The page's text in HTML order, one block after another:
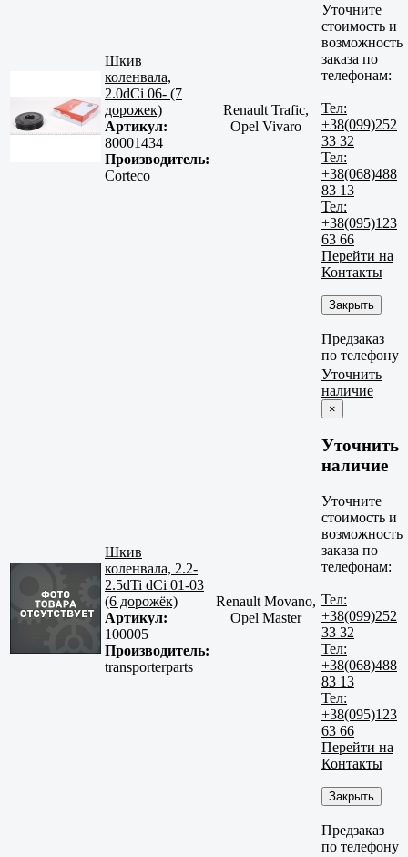
Шкив
коленвала,
2.0dCi 06- (7
дорожек)
Артикул:
80001434
Производитель:
Corteco
Renault Trafic,
Opel Vivaro
Уточните
стоимость и
возможность
заказа по
телефонам:
Тел:
+38(099)252
33 32
Тел:
+38(068)488
83 13
Тел:
+38(095)123
63 66
Перейти на
Контакты
Закрыть
Предзаказ
по телефону
Шкив
коленвала, 2.2-
2.5dTi dCi 01-03
(6 дорожёк)
Артикул:
100005
Производитель:
transporterparts
Renault Movano,
Opel Master
Уточнить
наличие
×
Уточнить
наличие
Уточните
стоимость и
возможность
заказа по
телефонам:
Тел:
+38(099)252
33 32
Тел:
+38(068)488
83 13
Тел:
+38(095)123
63 66
Перейти на
Контакты
Закрыть
Предзаказ
по телефону